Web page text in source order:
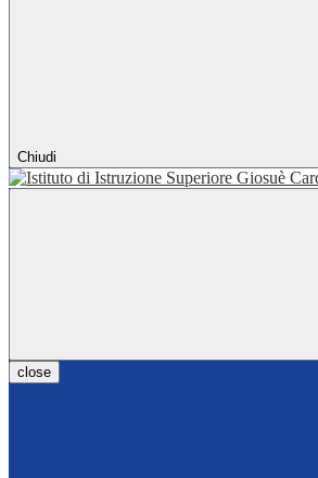
Chiudi
close